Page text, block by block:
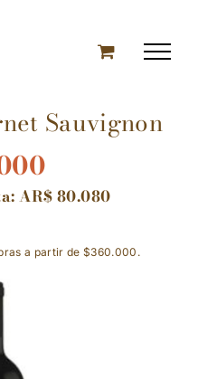
Sauvignon
AR$80.080
a partir de $360.000.